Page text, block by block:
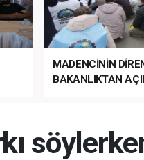
MADENCİNİN
BAKANLIKTAN